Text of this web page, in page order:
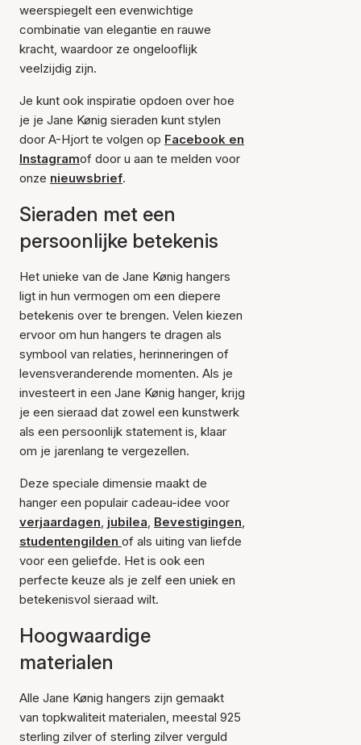
weerspiegelt een evenwichtige
combinatie van elegantie en rauwe
kracht, waardoor ze ongelooflijk
veelzijdig zijn.
Je kunt ook inspiratie opdoen over hoe
je je Jane Kønig sieraden kunt stylen
door A-Hjort te volgen op Facebook en
Instagramof door u aan te melden voor
onze nieuwsbrief.
Sieraden met een
persoonlijke betekenis
Het unieke van de Jane Kønig hangers
ligt in hun vermogen om een diepere
betekenis over te brengen. Velen kiezen
ervoor om hun hangers te dragen als
symbool van relaties, herinneringen of
levensveranderende momenten. Als je
investeert in een Jane Kønig hanger, krijg
je een sieraad dat zowel een kunstwerk
als een persoonlijk statement is, klaar
om je jarenlang te vergezellen.
Deze speciale dimensie maakt de
hanger een populair cadeau-idee voor
verjaardagen, jubilea, Bevestigingen,
studentengilden of als uiting van liefde
voor een geliefde. Het is ook een
perfecte keuze als je zelf een uniek en
betekenisvol sieraad wilt.
Hoogwaardige
materialen
Alle Jane Kønig hangers zijn gemaakt
van topkwaliteit materialen, meestal 925
sterling zilver of sterling zilver verguld